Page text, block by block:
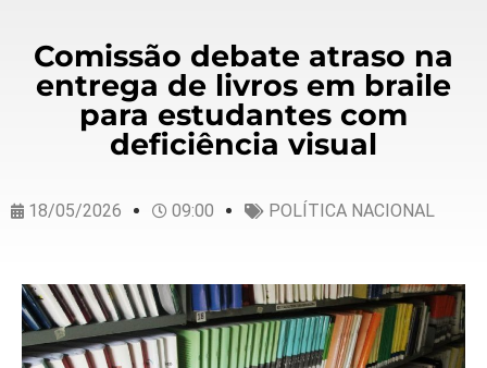
Comissão debate atraso na
entrega de livros em braile
para estudantes com
deficiência visual
18/05/2026 09:00 POLÍTICA NACIONAL